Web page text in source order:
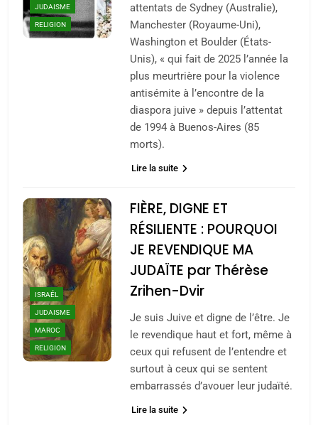
JUDAISME
RELIGION
attentats de Sydney (Australie),
Manchester (Royaume-Uni),
Washington et Boulder (États-
Unis), « qui fait de 2025 l’année la
plus meurtrière pour la violence
antisémite à l’encontre de la
diaspora juive » depuis l’attentat
de 1994 à Buenos-Aires (85
morts).
Lire la suite
ISRAÉL
JUDAISME
MAROC
RELIGION
FIÈRE, DIGNE ET
RÉSILIENTE : POURQUOI
JE REVENDIQUE MA
JUDAÏTE par Thérèse
Zrihen-Dvir
Je suis Juive et digne de l’être. Je
le revendique haut et fort, même à
ceux qui refusent de l’entendre et
surtout à ceux qui se sentent
embarrassés d’avouer leur judaïté.
Lire la suite